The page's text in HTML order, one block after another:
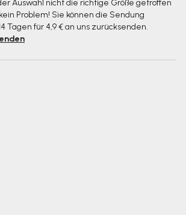
Auswahl nicht die richtige Größe getroffen
Problem! Sie können die Sendung
Tagen für 4,9 € an uns zurücksenden.